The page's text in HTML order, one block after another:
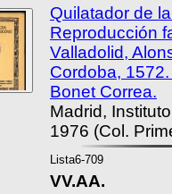
Quilatador de
Reproducción
Valladolid,
Cordoba,
Bonet Correa.
Madrid,
1976 (Col.
Lista6-709
VV.AA.